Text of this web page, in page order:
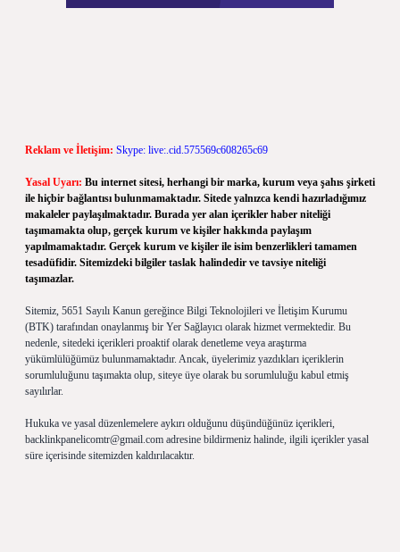
Reklam ve İletişim: Skype: live:.cid.575569c608265c69
Yasal Uyarı: Bu internet sitesi, herhangi bir marka, kurum veya şahıs şirketi
ile hiçbir bağlantısı bulunmamaktadır. Sitede yalnızca kendi hazırladığımız
makaleler paylaşılmaktadır. Burada yer alan içerikler haber niteliği
taşımamakta olup, gerçek kurum ve kişiler hakkında paylaşım
yapılmamaktadır. Gerçek kurum ve kişiler ile isim benzerlikleri tamamen
tesadüfidir. Sitemizdeki bilgiler taslak halindedir ve tavsiye niteliği
taşımazlar.
Sitemiz, 5651 Sayılı Kanun gereğince Bilgi Teknolojileri ve İletişim Kurumu
(BTK) tarafından onaylanmış bir Yer Sağlayıcı olarak hizmet vermektedir. Bu
nedenle, sitedeki içerikleri proaktif olarak denetleme veya araştırma
yükümlülüğümüz bulunmamaktadır. Ancak, üyelerimiz yazdıkları içeriklerin
sorumluluğunu taşımakta olup, siteye üye olarak bu sorumluluğu kabul etmiş
sayılırlar.
Hukuka ve yasal düzenlemelere aykırı olduğunu düşündüğünüz içerikleri,
backlinkpanelicomtr@gmail.com adresine bildirmeniz halinde, ilgili içerikler yasal
süre içerisinde sitemizden kaldırılacaktır.